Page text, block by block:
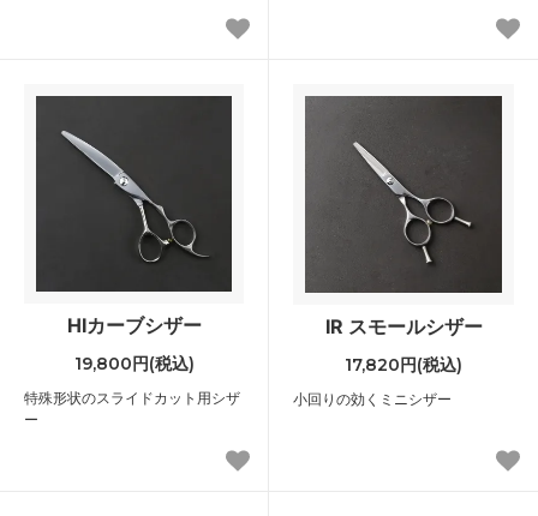
HIカーブシザー
19,800円(税込)
特殊形状のスライドカット用シザ
ー
IR スモールシザー
17,820円(税込)
小回りの効くミニシザー